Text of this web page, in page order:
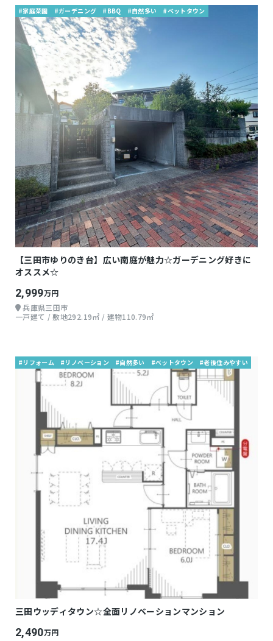
#家庭菜園 #ガーデニング #BBQ #自然多い #ベットタウン
【三田市ゆりのき台】広い南庭が魅力☆ガーデニング好きに
オススメ☆
2,999万円
兵庫県三田市
一戸建て / 敷地292.19㎡ / 建物110.79㎡
#リフォーム #リノベーション #自然多い #ベットタウン #老後住みやすい
三田ウッディタウン☆全面リノベーションマンション
2,490万円